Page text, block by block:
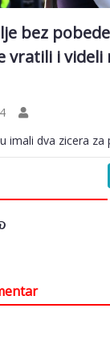
bez
vratili i videli
imali dva zicera za